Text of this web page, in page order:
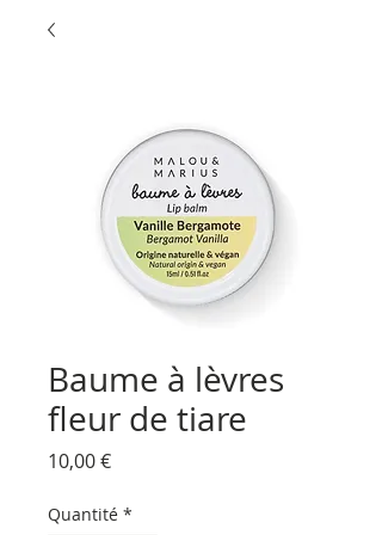
Baume à lèvres
fleur de tiare
10,00 €Prix
Quantité *